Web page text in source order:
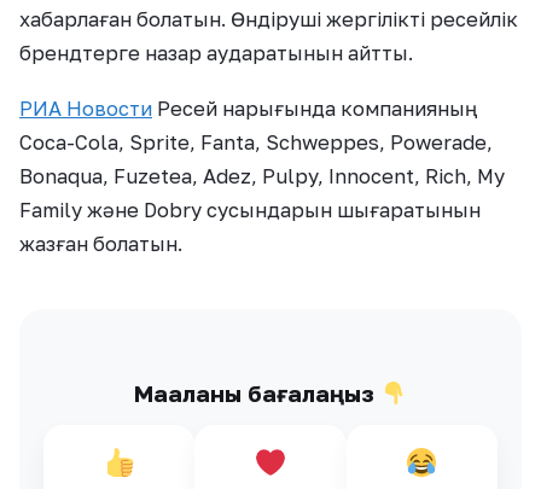
хабарлаған болатын. Өндіруші жергілікті ресейлік
брендтерге назар аударатынын айтты.
РИА Новости Ресей нарығында компанияның
Coca-Cola, Sprite, Fanta, Schweppes, Powerade,
Bonaqua, Fuzetea, Adez, Pulpy, Innocent, Rich, My
Family және Dobry сусындарын шығаратынын
жазған болатын.
Мақаланы бағалаңыз